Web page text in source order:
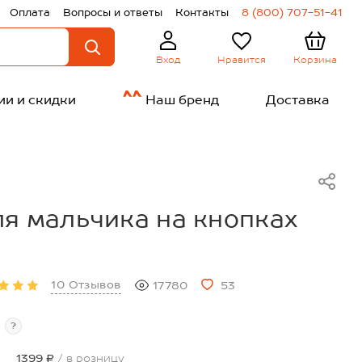
Оплата Вопросы и ответы Контакты 8 (800) 707-51-41
Вход Нравится Корзина
и скидки Наш бренд Доставка
мальчика на кнопках
10 Отзывов 17780 53
?
1399 ₽ / в розницу